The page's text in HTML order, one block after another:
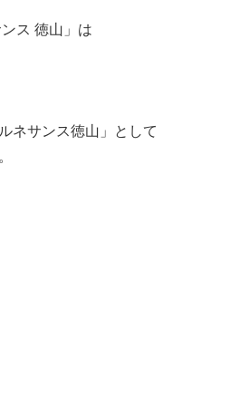
ス 徳山」は
ネサンス徳山」として